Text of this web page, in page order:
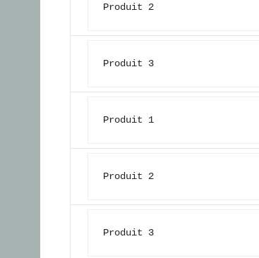
Produit 2
Produit 3
Produit 1
Produit 2
Produit 3